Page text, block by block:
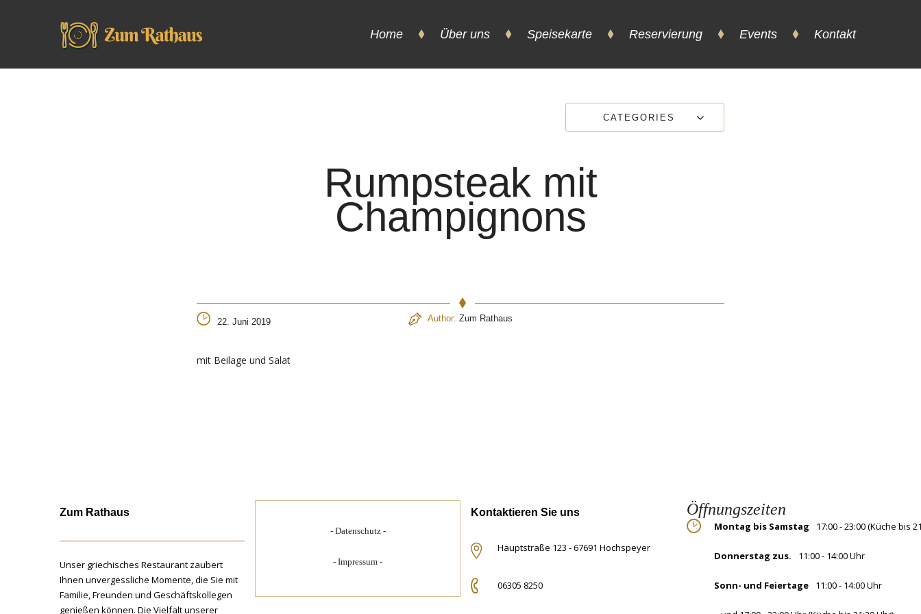
Home Über uns Speisekarte Reservierung Events Kontakt
CATEGORIES
Rumpsteak mit
Champignons
22. Juni 2019 Author: Zum Rathaus
mit Beilage und Salat
Zum Rathaus
Unser griechisches Restaurant zaubert
Ihnen unvergessliche Momente, die Sie mit
Familie, Freunden und Geschäftskollegen
genießen können. Die Vielfalt unserer
Datenschutz
Impressum
Kontaktieren Sie uns
Hauptstraße 123 - 67691 Hochspeyer
06305 8250
Öffnungszeiten
Montag bis Samstag 17:00 - 23:00 (Küche bis
Donnerstag zus. 11:00 - 14:00 Uhr
Sonn- und Feiertage 11:00 - 14:00 Uhr